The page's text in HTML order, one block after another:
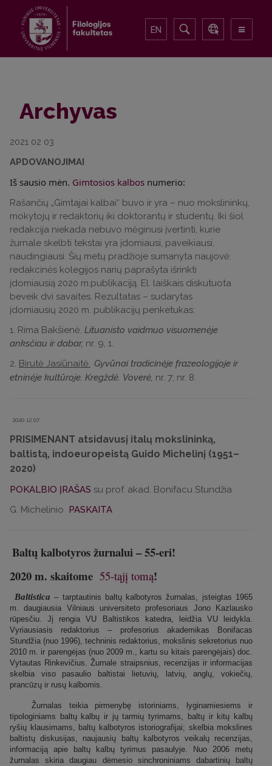
EN
Archyvas
2021 02 03
APDOVANOJIMAI
Iš sausio mėn. Gimtosios kalbos numerio:
Rašančių „Gimtajai kalbai“ buvo ir yra – nuo mokslininkų,
mokytojų ir redaktorių iki doktorantų ir studentų. Iki šiol
redakcija niekada nebuvo mėginusi įvertinti, kurie
žurnale skelbti tekstai yra įdomiausi, paveikiausi,
naudingiausi. Šių metų pradžioje sumanyta naujovė:
redakcinės kolegijos narių paprašyta išrinkti
įdomiausią 2020 m.publikaciją. El. laiškais diskutuota
beveik dvi savaites. Rezultatas – sudarytas
įdomiausių 2020 m. publikacijų penketukas:
1. Rima Bakšienė. Lituanisto vaidmuo visuomenėje
anksčiau ir dabar, nr. 9, 1.
2. Birutė Jasiūnaitė. Gyvūnai tradicinėje frazeologijoje ir
etninėje kultūroje. Kregždė. Voverė, nr. 7; nr. 8.
2020 12 07
PRISIMENANT atsidavusį italų mokslininką,
baltistą, indoeuropeistą Guido Michelinį (1951–
2020)
POKALBIO ĮRAŠAS su prof. akad. Bonifacu Stundžia
G. Michelinio PASKAITA
Baltųkalbotyrosžurnalui – 55-eri!
2020 m. skaitome 55-tąjį tomą!
Baltistica – tarptautinis baltų kalbotyros žurnalas, įsteigtas 1965
m. daugiausia Vilniaus universiteto profesoriaus Jono Kazlausko
rūpesčiu. Jį rengia VU Baltistikos katedra, leidžia VU leidykla.
Vyriausiasis redaktorius – profesorius akademikas Bonifacas
Stundžia (nuo 1996), techninis redaktorius, mokslinis sekretorius nuo
2010 m. ir parengėjas (nuo 2009 m., kartu su kitais parengėjais) doc.
Vytautas Rinkevičius. Žurnale straipsnius, recenzijas ir informacijas
skelbia viso pasaulio baltistai lietuvių, latvių, anglų, vokiečių,
prancūzų ir rusų kalbomis.
Žurnalas teikia pirmenybę istoriniams, lyginamiesiems ir
tipologiniams baltų kalbų ir jų tarmių tyrimams, baltų ir kitų kalbų
ryšių klausimams, baltų kalbotyros istoriografijai; skelbia mokslines
baltistų diskusijas, naujausių baltų kalbotyros veikalų recenzijas,
informaciją apie baltų kalbų tyrimus pasaulyje. Nuo 2006 metų
žurnalas skiria daugiau dėmesio sinchroniniams dabartinių baltų